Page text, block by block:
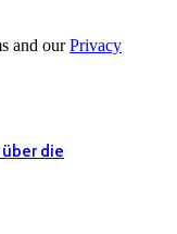
and ourPrivacy
die